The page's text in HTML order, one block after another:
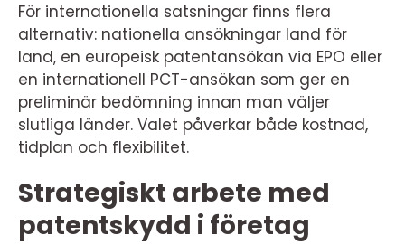
För internationella satsningar finns flera
alternativ: nationella ansökningar land för
land, en europeisk patentansökan via EPO eller
en internationell PCT-ansökan som ger en
preliminär bedömning innan man väljer
slutliga länder. Valet påverkar både kostnad,
tidplan och flexibilitet.
Strategiskt arbete med
patentskydd i företag